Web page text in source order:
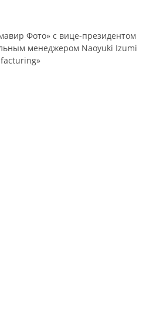
Фото» с вице-президентом
менеджером Naoyuki Izumi